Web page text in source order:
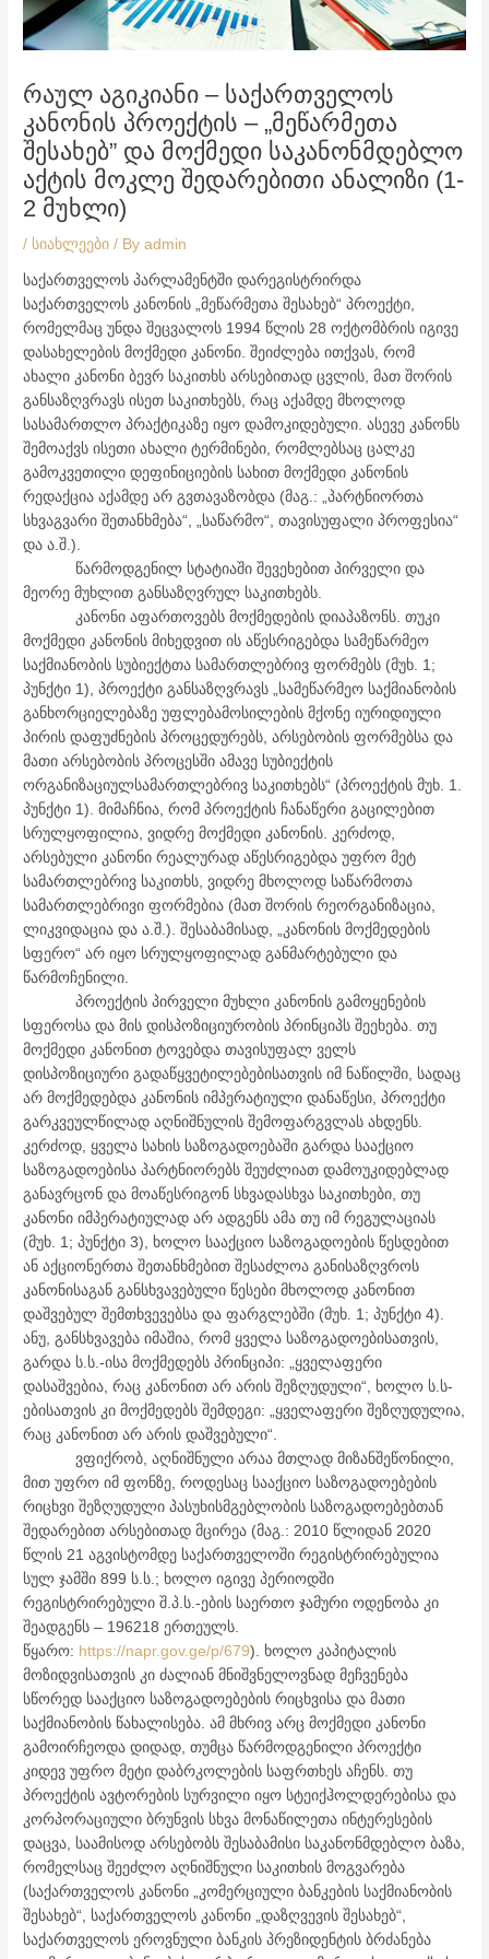
რაულ აგიკიანი – საქართველოს
კანონის პროექტის – „მეწარმეთა
შესახებ” და მოქმედი საკანონმდებლო
აქტის მოკლე შედარებითი ანალიზი (1-
2 მუხლი)
/ სიახლეები / Byadmin
საქართველოს პარლამენტში დარეგისტრირდა
საქართველოს კანონის „მეწარმეთა შესახებ“ პროექტი,
რომელმაც უნდა შეცვალოს 1994 წლის 28 ოქტომბრის იგივე
დასახელების მოქმედი კანონი. შეიძლება ითქვას, რომ
ახალი კანონი ბევრ საკითხს არსებითად ცვლის, მათ შორის
განსაზღვრავს ისეთ საკითხებს, რაც აქამდე მხოლოდ
სასამართლო პრაქტიკაზე იყო დამოკიდებული. ასევე კანონს
შემოაქვს ისეთი ახალი ტერმინები, რომლებსაც ცალკე
გამოკვეთილი დეფინიციების სახით მოქმედი კანონის
რედაქცია აქამდე არ გვთავაზობდა (მაგ.: „პარტნიორთა
სხვაგვარი შეთანხმება“, „საწარმო“, თავისუფალი პროფესია“
და ა.შ.).
წარმოდგენილ სტატიაში შევეხებით პირველი და
მეორე მუხლით განსაზღვრულ საკითხებს.
კანონი აფართოვებს მოქმედების დიაპაზონს. თუკი
მოქმედი კანონის მიხედვით ის აწესრიგებდა სამეწარმეო
საქმიანობის სუბიექტთა სამართლებრივ ფორმებს (მუხ. 1;
პუნქტი 1), პროექტი განსაზღვრავს „სამეწარმეო საქმიანობის
განხორციელებაზე უფლებამოსილების მქონე იურიდიული
პირის დაფუძნების პროცედურებს, არსებობის ფორმებსა და
მათი არსებობის პროცესში ამავე სუბიექტის
ორგანიზაციულსამართლებრივ საკითხებს“ (პროექტის მუხ. 1.
პუნქტი 1). მიმაჩნია, რომ პროექტის ჩანაწერი გაცილებით
სრულყოფილია, ვიდრე მოქმედი კანონის. კერძოდ,
არსებული კანონი რეალურად აწესრიგებდა უფრო მეტ
სამართლებრივ საკითხს, ვიდრე მხოლოდ საწარმოთა
სამართლებრივი ფორმებია (მათ შორის რეორგანიზაცია,
ლიკვიდაცია და ა.შ.). შესაბამისად, „კანონის მოქმედების
სფერო“ არ იყო სრულყოფილად განმარტებული და
წარმოჩენილი.
პროექტის პირველი მუხლი კანონის გამოყენების
სფეროსა და მის დისპოზიციურობის პრინციპს შეეხება. თუ
მოქმედი კანონით ტოვებდა თავისუფალ ველს
დისპოზიციური გადაწყვეტილებებისათვის იმ ნაწილში, სადაც
არ მოქმედებდა კანონის იმპერატიული დანაწესი, პროექტი
გარკვეულწილად აღნიშნულის შემოფარგვლას ახდენს.
კერძოდ, ყველა სახის საზოგადოებაში გარდა სააქციო
საზოგადოებისა პარტნიორებს შეუძლიათ დამოუკიდებლად
განავრცონ და მოაწესრიგონ სხვადასხვა საკითხები, თუ
კანონი იმპერატიულად არ ადგენს ამა თუ იმ რეგულაციას
(მუხ. 1; პუნქტი 3), ხოლო სააქციო საზოგადოების წესდებით
ან აქციონერთა შეთანხმებით შესაძლოა განისაზღვროს
კანონისაგან განსხვავებული წესები მხოლოდ კანონით
დაშვებულ შემთხვევებსა და ფარგლებში (მუხ. 1; პუნქტი 4).
ანუ, განსხვავება იმაშია, რომ ყველა საზოგადოებისათვის,
გარდა ს.ს.-ისა მოქმედებს პრინციპი: „ყველაფერი
დასაშვებია, რაც კანონით არ არის შეზღუდული“, ხოლო ს.ს-
ებისათვის კი მოქმედებს შემდეგი: „ყველაფერი შეზღუდულია,
რაც კანონით არ არის დაშვებული“.
ვფიქრობ, აღნიშნული არაა მთლად მიზანშეწონილი,
მით უფრო იმ ფონზე, როდესაც სააქციო საზოგადოებების
რიცხვი შეზღუდული პასუხისმგებლობის საზოგადოებებთან
შედარებით არსებითად მცირეა (მაგ.: 2010 წლიდან 2020
წლის 21 აგვისტომდე საქართველოში რეგისტრირებულია
სულ ჯამში 899 ს.ს.; ხოლო იგივე პერიოდში
რეგისტრირებული შ.პ.ს.-ების საერთო ჯამური ოდენობა კი
შეადგენს – 196218 ერთეულს.
წყარო: https://napr.gov.ge/p/679). ხოლო კაპიტალის
მოზიდვისათვის კი ძალიან მნიშვნელოვნად მეჩვენება
სწორედ სააქციო საზოგადოებების რიცხვისა და მათი
საქმიანობის წახალისება. ამ მხრივ არც მოქმედი კანონი
გამოირჩეოდა დიდად, თუმცა წარმოდგენილი პროექტი
კიდევ უფრო მეტი დაბრკოლების საფრთხეს აჩენს. თუ
პროექტის ავტორების სურვილი იყო სტეიქჰოლდერებისა და
კორპორაციული ბრუნვის სხვა მონაწილეთა ინტერესების
დაცვა, საამისოდ არსებობს შესაბამისი საკანონმდებლო ბაზა,
რომელსაც შეეძლო აღნიშნული საკითხის მოგვარება
(საქართველოს კანონი „კომერციული ბანკების საქმიანობის
შესახებ“, საქართველოს კანონი „დაზღვევის შესახებ“,
საქართველოს ეროვნული ბანკის პრეზიდენტის ბრძანება